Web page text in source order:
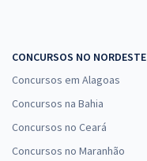
CONCURSOS NO NORDESTE
Concursos em Alagoas
Concursos na Bahia
Concursos no Ceará
Concursos no Maranhão